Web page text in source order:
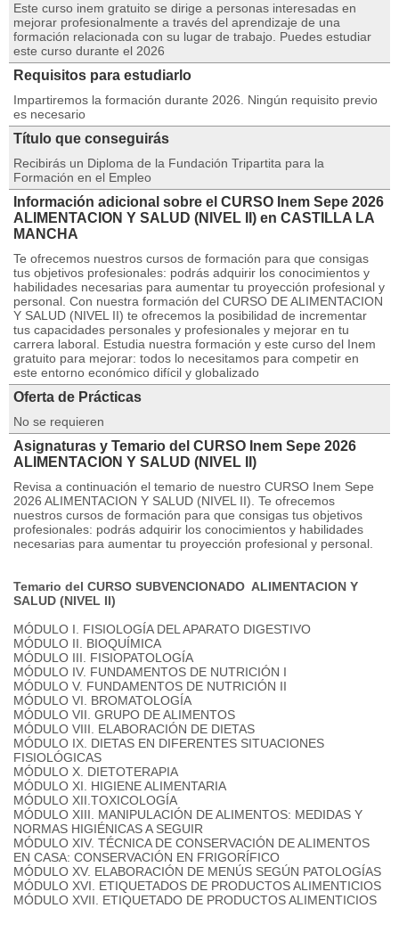
Este curso inem gratuito se dirige a personas interesadas en
mejorar profesionalmente a través del aprendizaje de una
formación relacionada con su lugar de trabajo. Puedes estudiar
este curso durante el 2026
Requisitos para estudiarlo
Impartiremos la formación durante 2026. Ningún requisito previo
es necesario
Título que conseguirás
Recibirás un Diploma de la Fundación Tripartita para la
Formación en el Empleo
Información adicional sobre el CURSO Inem Sepe 2026
ALIMENTACION Y SALUD (NIVEL II) en CASTILLA LA
MANCHA
Te ofrecemos nuestros cursos de formación para que consigas
tus objetivos profesionales: podrás adquirir los conocimientos y
habilidades necesarias para aumentar tu proyección profesional y
personal. Con nuestra formación del CURSO DE ALIMENTACION
Y SALUD (NIVEL II) te ofrecemos la posibilidad de incrementar
tus capacidades personales y profesionales y mejorar en tu
carrera laboral. Estudia nuestra formación y este curso del Inem
gratuito para mejorar: todos lo necesitamos para competir en
este entorno económico difícil y globalizado
Oferta de Prácticas
No se requieren
Asignaturas y Temario del CURSO Inem Sepe 2026
ALIMENTACION Y SALUD (NIVEL II)
Revisa a continuación el temario de nuestro CURSO Inem Sepe
2026 ALIMENTACION Y SALUD (NIVEL II). Te ofrecemos
nuestros cursos de formación para que consigas tus objetivos
profesionales: podrás adquirir los conocimientos y habilidades
necesarias para aumentar tu proyección profesional y personal.
Temario del CURSO SUBVENCIONADO ALIMENTACION Y
SALUD (NIVEL II)
MÓDULO I. FISIOLOGÍA DEL APARATO DIGESTIVO
MÓDULO II. BIOQUÍMICA
MÓDULO III. FISIOPATOLOGÍA
MÓDULO IV. FUNDAMENTOS DE NUTRICIÓN I
MÓDULO V. FUNDAMENTOS DE NUTRICIÓN II
MÓDULO VI. BROMATOLOGÍA
MÓDULO VII. GRUPO DE ALIMENTOS
MÓDULO VIII. ELABORACIÓN DE DIETAS
MÓDULO IX. DIETAS EN DIFERENTES SITUACIONES
FISIOLÓGICAS
MÓDULO X. DIETOTERAPIA
MÓDULO XI. HIGIENE ALIMENTARIA
MÓDULO XII.TOXICOLOGÍA
MÓDULO XIII. MANIPULACIÓN DE ALIMENTOS: MEDIDAS Y
NORMAS HIGIÉNICAS A SEGUIR
MÓDULO XIV. TÉCNICA DE CONSERVACIÓN DE ALIMENTOS
EN CASA: CONSERVACIÓN EN FRIGORÍFICO
MÓDULO XV. ELABORACIÓN DE MENÚS SEGÚN PATOLOGÍAS
MÓDULO XVI. ETIQUETADOS DE PRODUCTOS ALIMENTICIOS
MÓDULO XVII. ETIQUETADO DE PRODUCTOS ALIMENTICIOS